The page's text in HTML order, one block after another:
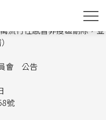
士自高病原性家禽流行性感
植物防疫檢疫署）
流行性感冒非疫區刪除，並
會 公告
號